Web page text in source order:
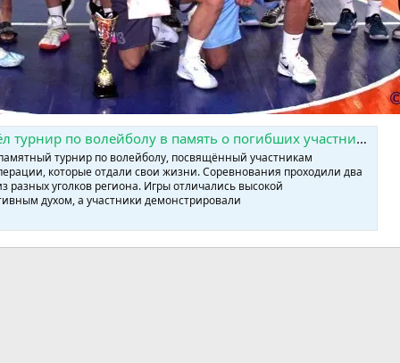
участниках СВО » SPORTCHAT - Новости спорта | Футбол | Онлайн трансляции | Чат | Результаты матчей | Спорт | Прогнозы на спорт
турнир по волейболу, посвящённый участникам
которые отдали свои жизни. Соревнования проходили два
разных уголков региона. Игры отличались высокой
духом, а участники демонстрировали
почта